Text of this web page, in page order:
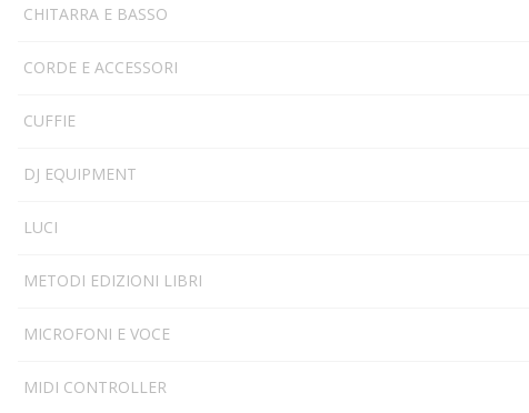
CHITARRA E BASSO
CORDE E ACCESSORI
CUFFIE
DJ EQUIPMENT
LUCI
METODI EDIZIONI LIBRI
MICROFONI E VOCE
MIDI CONTROLLER